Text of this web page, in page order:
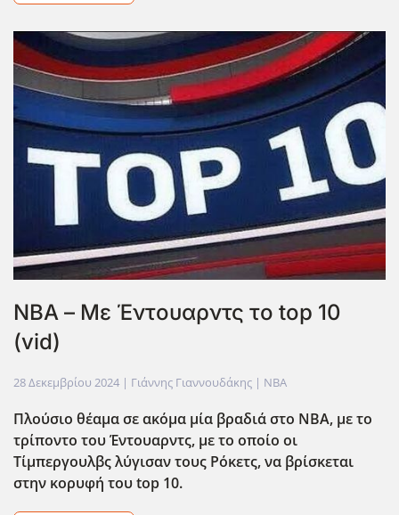
ΝΒΑ – Με Έντουαρντς το top 10
(vid)
28 Δεκεμβρίου 2024 | Γιάννης Γιαννουδάκης | NBA
Πλούσιο θέαμα σε ακόμα μία βραδιά στο ΝΒΑ, με το
τρίποντο του Έντουαρντς, με το οποίο οι
Τίμπεργουλβς λύγισαν τους Ρόκετς, να βρίσκεται
στην κορυφή του top 10.